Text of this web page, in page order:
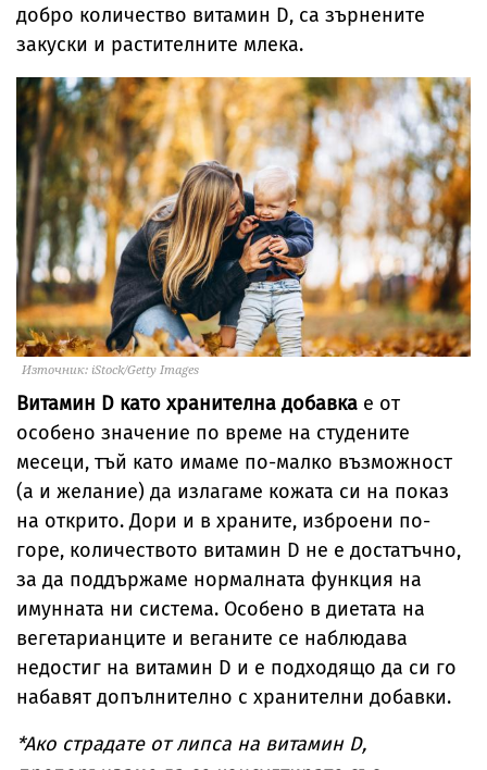
добро количество витамин D, са зърнените
закуски и растителните млека.
Източник: iStock/Getty Images
Витамин D като хранителна добавка е от
особено значение по време на студените
месеци, тъй като имаме по-малко възможност
(а и желание) да излагаме кожата си на показ
на открито. Дори и в храните, изброени по-
горе, количеството витамин D не е достатъчно,
за да поддържаме нормалната функция на
имунната ни система. Особено в диетата на
вегетарианците и веганите се наблюдава
недостиг на витамин D и е подходящо да си го
набавят допълнително с хранителни добавки.
*Ако страдате от липса на витамин D,